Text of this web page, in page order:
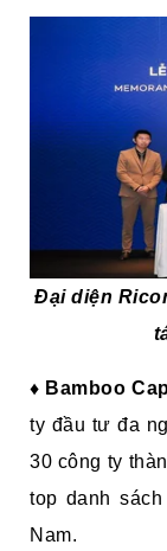
Đại diện
♦ Bamboo
ty đầu tư đa
30 công ty
top danh
Nam.